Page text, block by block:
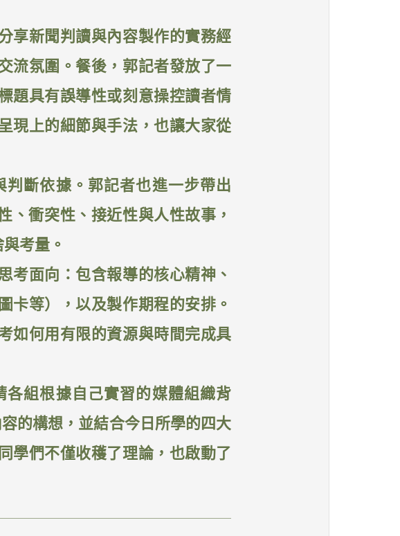
享新聞判讀與內容製作的實務經
流氛圍。餐後，郭記者發放了一
題具有誤導性或刻意操控讀者情
現上的細節與手法，也讓大家從
斷依據。郭記者也進一步帶出
衝突性、接近性與人性故事，
考量。
考面向：包含報導的核心精神、
卡等），以及製作期程的安排。
如何用有限的資源與時間完成具
組根據自己實習的媒體組織背
的構想，並結合今日所學的四大
學們不僅收穫了理論，也啟動了